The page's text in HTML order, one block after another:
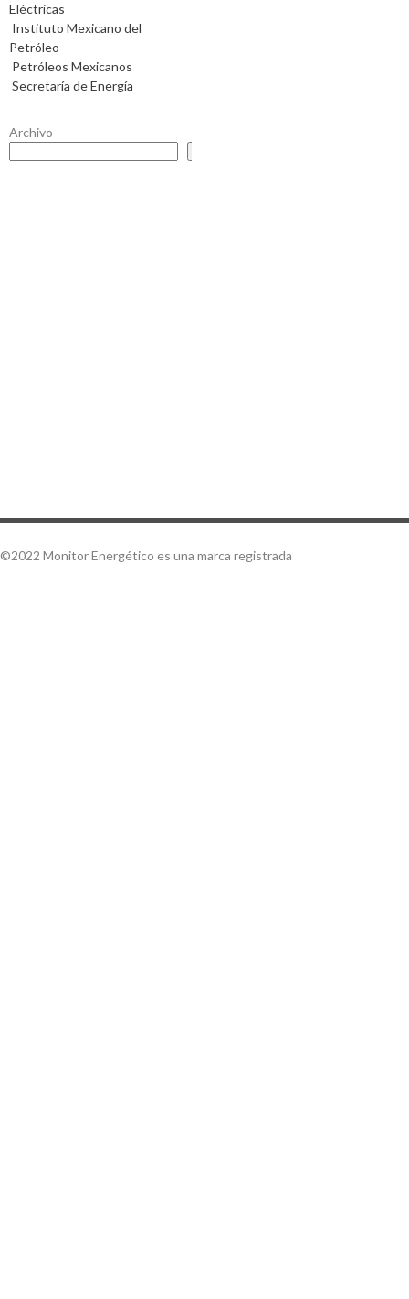
Eléctricas
Instituto Mexicano del
Petróleo
Petróleos Mexicanos
Secretaría de Energía
Archivo
©2022 Monitor Energético es una marca registrada